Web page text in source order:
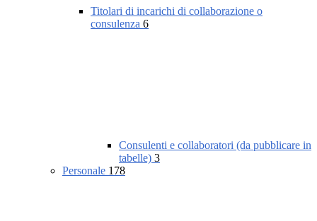
Titolari di incarichi di collaborazione o
consulenza 6
Consulenti e collaboratori (da pubblicare in
tabelle) 3
Personale 178